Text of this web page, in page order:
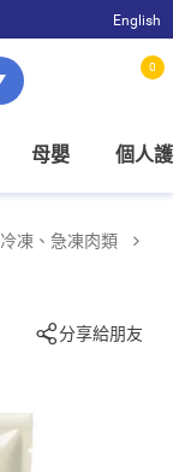
English
0
母嬰 個人
冷凍、急凍肉類
分享給朋友